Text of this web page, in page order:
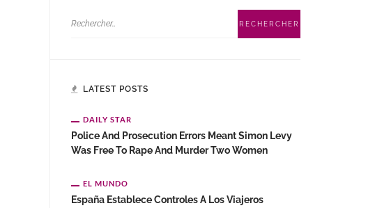
LATEST POSTS
DAILY STAR
Police And Prosecution Errors Meant Simon Levy
Was Free To Rape And Murder Two Women
EL MUNDO
España Establece Controles A Los Viajeros